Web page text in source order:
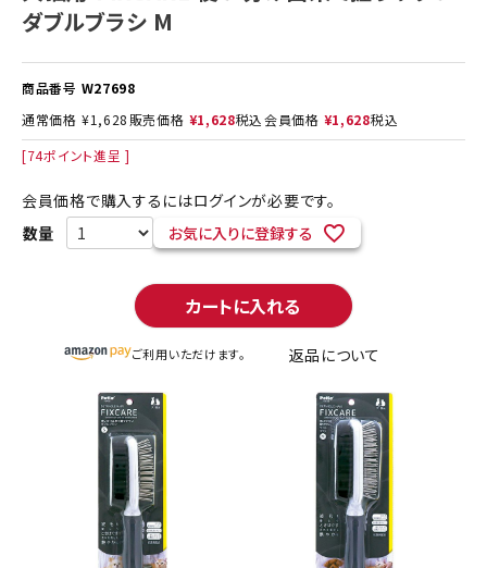
ダブルブラシ M
商品番号 W27698
通常価格 ¥1,628 販売価格 ¥1,628税込会員価格 ¥1,628税込
[74ポイント進呈 ]
会員価格で購入するにはログインが必要です。
お気に入りに登録する
カートに入れる
ご利用いただけます。 返品について